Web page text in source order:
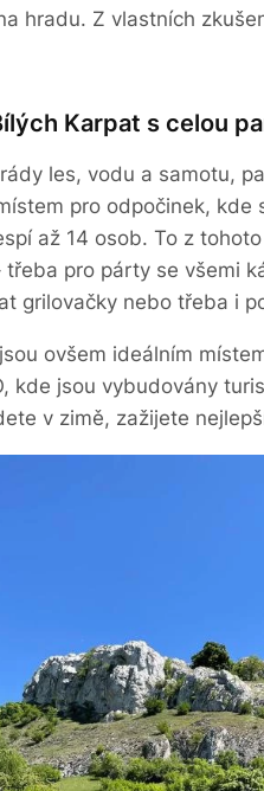
hradu. Z vlastních
Karpat s celou
les, vodu a samotu,
pro odpočinek,
až 14 osob. To z
třeba pro párty se všemi
grilovačky nebo třeba i
ovšem ideálním
kde jsou vybudovány
v zimě, zažijete